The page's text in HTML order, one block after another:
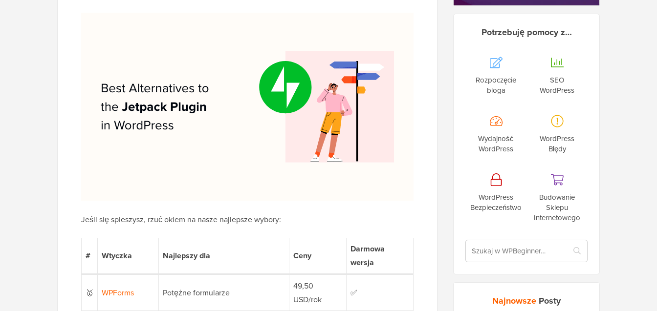
Jeśli się spieszysz, rzuć okiem na nasze najlepsze wybory:
# Wtyczka Najlepszy dla Ceny
Darmowa
wersja
🥇 WPForms Potężne formularze
49,50
USD/rok
✅
Potrzebuję pomocy z…
Rozpoczęcie
bloga
SEO
WordPress
Wydajność
WordPress
WordPress
Błędy
WordPress
Bezpieczeństwo
Budowanie
Sklepu
Internetowego
Najnowsze Posty